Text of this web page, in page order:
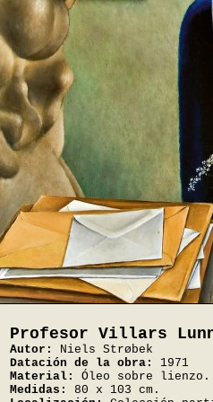
Profesor Villars
Autor:
Niels Strøbek
Datación de la obra:
1971
Material:
Óleo sobre lienzo.
Medidas:
80 x 103 cm.